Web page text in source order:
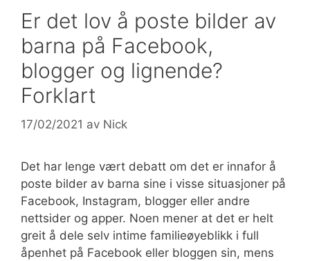
Er det lov å poste bilder av
barna på Facebook,
blogger og lignende?
Forklart
17/02/2021 av Nick
Det har lenge vært debatt om det er innafor å
poste bilder av barna sine i visse situasjoner på
Facebook, Instagram, blogger eller andre
nettsider og apper. Noen mener at det er helt
greit å dele selv intime familieøyeblikk i full
åpenhet på Facebook eller bloggen sin, mens